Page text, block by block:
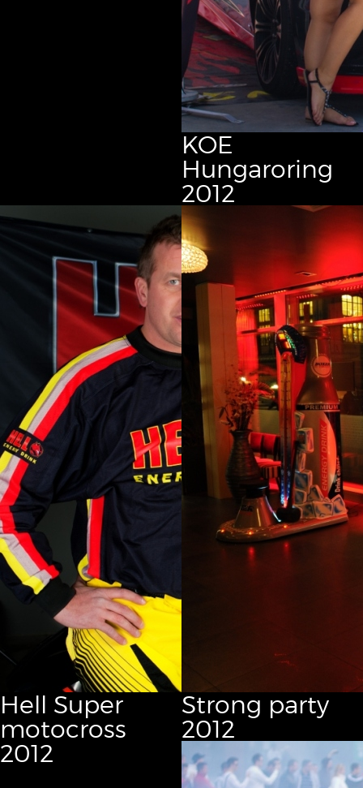
KOE
Hungaroring
2012
Hell Super
motocross
2012
Strong party
2012